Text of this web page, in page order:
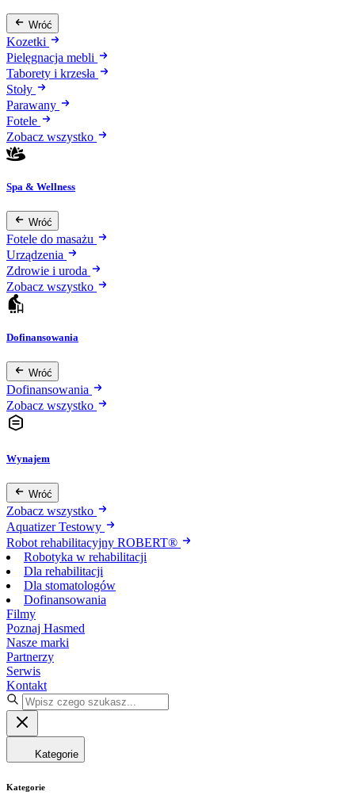
Wróć
Kozetki
Pielęgnacja mebli
Taborety i krzesła
Stoły
Parawany
Fotele
Zobacz wszystko
Spa & Wellness
Wróć
Fotele do masażu
Urządzenia
Zdrowie i uroda
Zobacz wszystko
Dofinansowania
Wróć
Dofinansowania
Zobacz wszystko
Wynajem
Wróć
Zobacz wszystko
Aquatizer Testowy
Robot rehabilitacyjny ROBERT®
Robotyka w rehabilitacji
Dla rehabilitacji
Dla stomatologów
Dofinansowania
Filmy
Poznaj Hasmed
Nasze marki
Partnerzy
Serwis
Kontakt
Kategorie
Kategorie